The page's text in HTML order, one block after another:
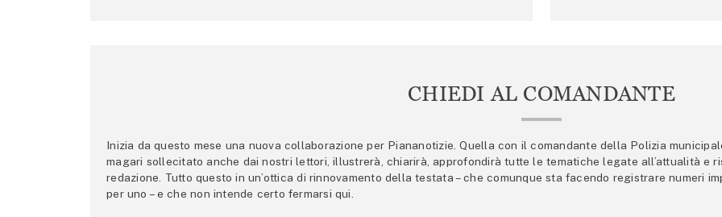
CHIEDI AL COMANDANTE
Inizia da questo mese una nuova collaborazione per Piananotizie. Quella con il comandante della Polizia
magari sollecitato anche dai nostri lettori, illustrerà, chiarirà, approfondirà tutte le tematiche legate all’attualità e
redazione. Tutto questo in un’ottica di rinnovamento della testata – che comunque sta facendo registrare numeri
per uno – e che non intende certo fermarsi qui.